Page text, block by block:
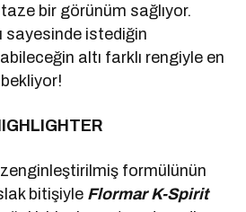
bir görünüm sağlıyor.
sayesinde istediğin
altı farklı rengiyle en
formülünün
bitişiyle Flormar K-Spirit